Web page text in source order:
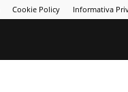
Cookie Policy Informativa